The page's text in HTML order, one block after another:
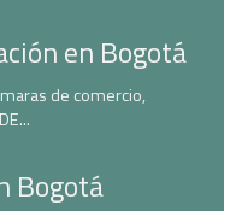
en Bogotá
de comercio,
Bogotá